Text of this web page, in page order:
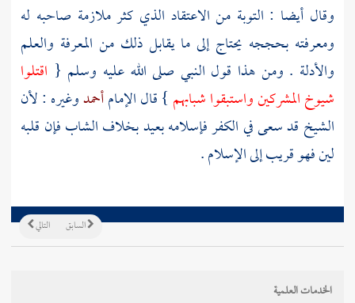
وقال أيضا : التوبة من الاعتقاد الذي كثر ملازمة صاحبه له
ومعرفته بحججه يحتاج إلى ما يقابل ذلك من المعرفة والعلم
والأدلة . ومن هذا قول النبي صلى الله عليه وسلم { اقتلوا
شيوخ المشركين واستبقوا شبابهم } قال الإمامأحمدوغيره : لأن
الشيخ قد سعى في الكفر فإسلامه بعيد بخلاف الشاب فإن قلبه
لين فهو قريب إلى الإسلام .
التالي السابق
الخدمات العلمية